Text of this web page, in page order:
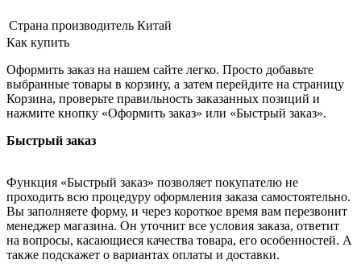
Страна производитель Китай
Как купить
Оформить заказ на нашем сайте легко. Просто добавьте
выбранные товары в корзину, а затем перейдите на страницу
Корзина, проверьте правильность заказанных позиций и
нажмите кнопку «Оформить заказ» или «Быстрый заказ».
Быстрый заказ
Функция «Быстрый заказ» позволяет покупателю не
проходить всю процедуру оформления заказа самостоятельно.
Вы заполняете форму, и через короткое время вам перезвонит
менеджер магазина. Он уточнит все условия заказа, ответит
на вопросы, касающиеся качества товара, его особенностей. А
также подскажет о вариантах оплаты и доставки.